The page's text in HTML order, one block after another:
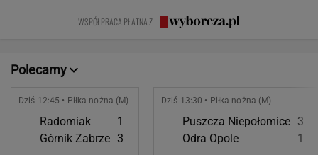
Najtrudniejszy mecz Świątek w Toronto.